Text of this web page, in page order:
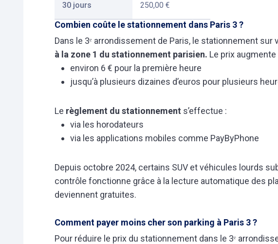
30 jours 250,00 €
Combien coûte le stationnement dans Paris 3 ?
Dans le 3ᵉ arrondissement de Paris, le stationnement sur
à la zone 1 du stationnement parisien. Le prix
environ 6 € pour la première heure
jusqu’à plusieurs dizaines d’euros pour plusieurs
Le règlement du stationnement s’effectue :
via les horodateurs
via les applications mobiles comme PayByPhone
Depuis octobre 2024, certains SUV et véhicules lourds
contrôle fonctionne grâce à la lecture automatique des
deviennent gratuites.
Comment payer moins cher son parking à Paris 3 ?
Pour réduire le prix du stationnement dans le 3ᵉ